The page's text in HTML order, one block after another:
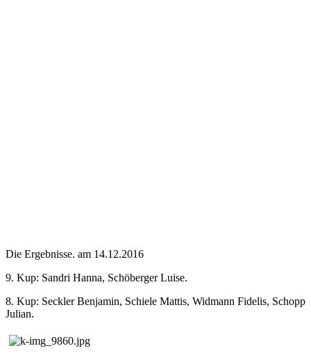
Die Ergebnisse. am 14.12.2016
9. Kup: Sandri Hanna, Schöberger Luise.
8. Kup: Seckler Benjamin, Schiele Mattis, Widmann Fidelis, Schopp
Julian.